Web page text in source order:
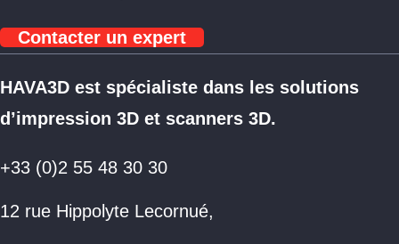
Contacter un expert
HAVA3D est spécialiste dans les solutions
d’impression 3D et scanners 3D.
+33 (0)2 55 48 30 30
12 rue Hippolyte Lecornué,